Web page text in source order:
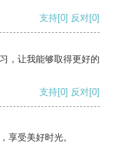
支持[0] 反对[0]
，让我能够取得更好的
支持[0] 反对[0]
享受美好时光。